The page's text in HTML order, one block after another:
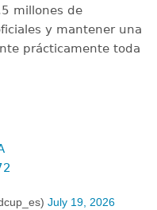
millones de
y mantener una
prácticamente toda
July 19, 2026